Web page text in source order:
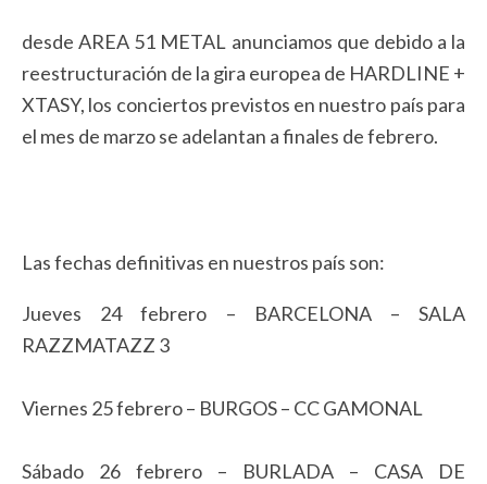
desde AREA 51 METAL anunciamos que debido a la
reestructuración de la gira europea de HARDLINE +
XTASY, los conciertos previstos en nuestro país para
el mes de marzo se adelantan a finales de febrero.
Las fechas definitivas en nuestros país son:
Jueves 24 febrero – BARCELONA – SALA
RAZZMATAZZ 3
Viernes 25 febrero – BURGOS – CC GAMONAL
Sábado 26 febrero – BURLADA – CASA DE